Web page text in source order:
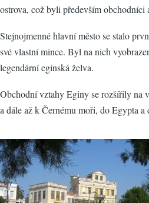
ostrova, což byli především obchodníci
Stejnojmenné hlavní město se stalo
své vlastní mince. Byl na nich
legendární eginská želva.
Obchodní vztahy Eginy se rozšířily na
a dále až k Černému moři, do Egypta a